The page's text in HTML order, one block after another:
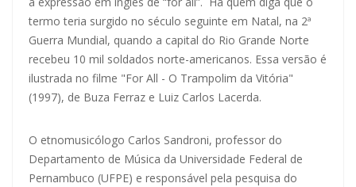
termo teria surgido no século seguinte em Natal, na 2ª
Guerra Mundial, quando a capital do Rio Grande Norte
recebeu 10 mil soldados norte-americanos. Essa versão é
ilustrada no filme "For All - O Trampolim da Vitória"
(1997), de Buza Ferraz e Luiz Carlos Lacerda.
O etnomusicólogo Carlos Sandroni, professor do
Departamento de Música da Universidade Federal de
Pernambuco (UFPE) e responsável pela pesquisa do